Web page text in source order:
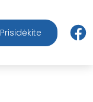
Prisidėkite